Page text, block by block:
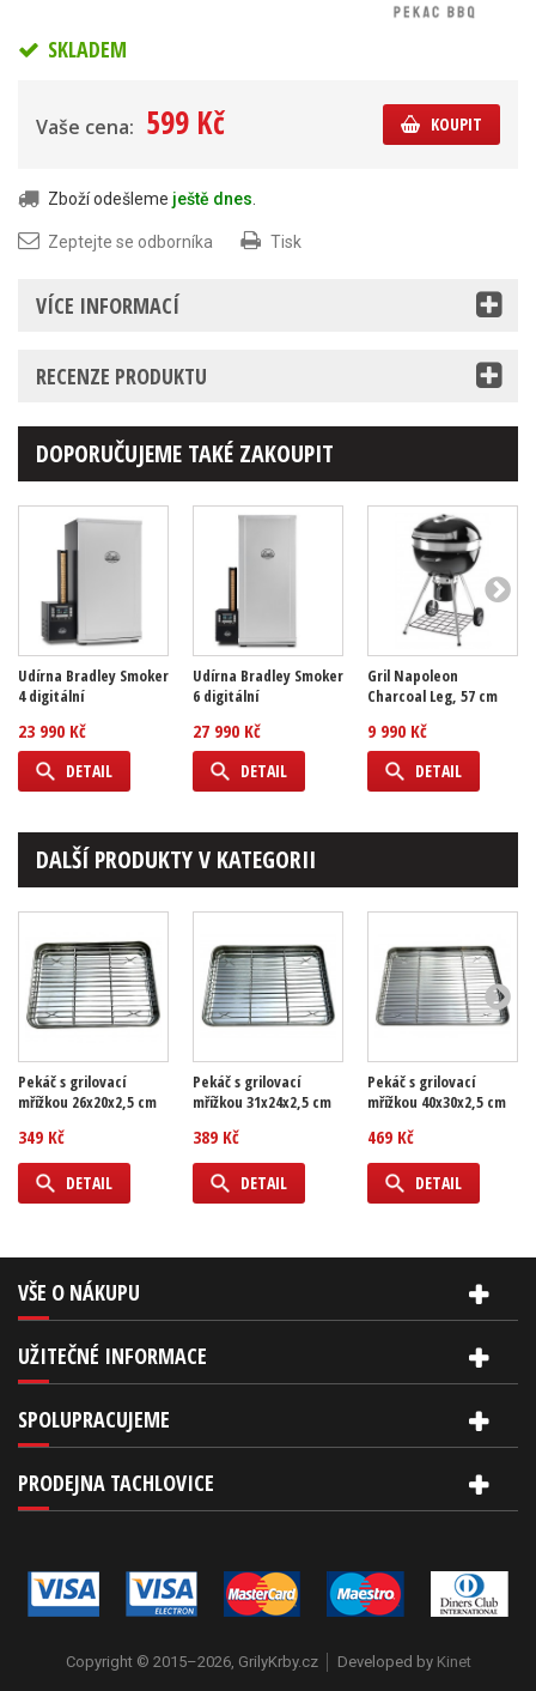
SKLADEM
Vaše cena: 599 Kč KOUPIT
Zboží odešleme ještě dnes
Zeptejte se odborníka Tisk
VÍCE INFORMACÍ
RECENZE PRODUKTU
DOPORUČUJEME TAKÉ ZAKOUPIT
Udírna Bradley Smoker
4 digitální
23 990 Kč
DETAIL
Udírna Bradley Smoker
6 digitální
27 990 Kč
DETAIL
Gril Napoleon
Charcoal Leg, 57 cm
9 990 Kč
DETAIL
DALŠÍ PRODUKTY V KATEGORII
Pekáč s grilovací
mřížkou 26x20x2,5 cm
349 Kč
DETAIL
Pekáč s grilovací
mřížkou 31x24x2,5 cm
389 Kč
DETAIL
Pekáč s grilovací
mřížkou 40x30x2,5 cm
469 Kč
DETAIL
VŠE O NÁKUPU
UŽITEČNÉ INFORMACE
SPOLUPRACUJEME
PRODEJNA TACHLOVICE
Copyright © 2015–2026, GrilyKrby.cz Developed by Kinet